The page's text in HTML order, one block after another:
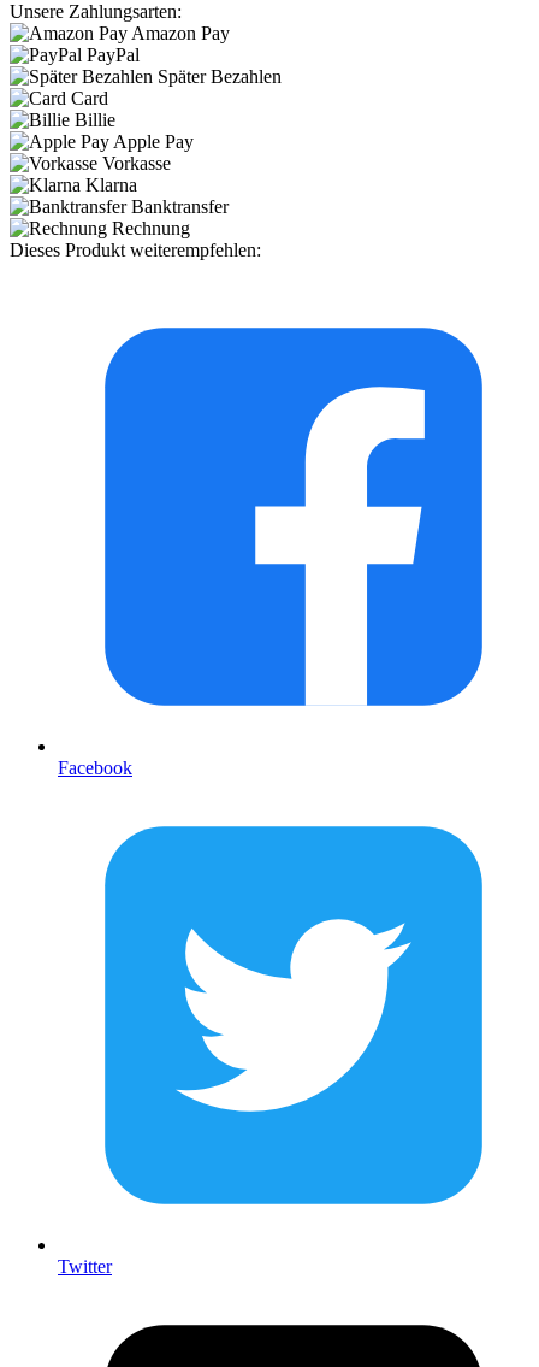
Unsere Zahlungsarten:
Amazon Pay
PayPal
Später Bezahlen
Card
Billie
Apple Pay
Vorkasse
Klarna
Banktransfer
Rechnung
Dieses Produkt weiterempfehlen:
Facebook
Twitter